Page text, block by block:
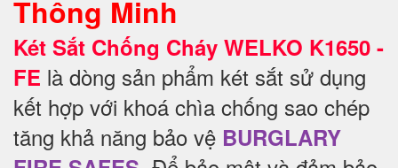
Thông Minh
Két Sắt Chống Cháy WELKO K1650 -
FE là dòng sản phẩm két sắt sử dụng
kết hợp với khoá chìa chống sao chép
tăng khả năng bảo vệ BURGLARY